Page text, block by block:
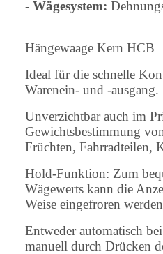
- Wägesystem:
Hängewaage Kern HCB
Ideal für die schnelle
Warenein- und -ausgang.
Unverzichtbar auch im
Gewichtsbestimmung
Früchten, Fahrradteilen,
Hold-Funktion: Zum
Wägewerts kann die
Weise eingefroren
Entweder automatisch
manuell durch Drücken